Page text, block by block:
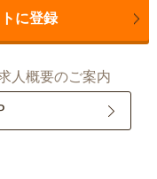
に登録
人概要のご案内